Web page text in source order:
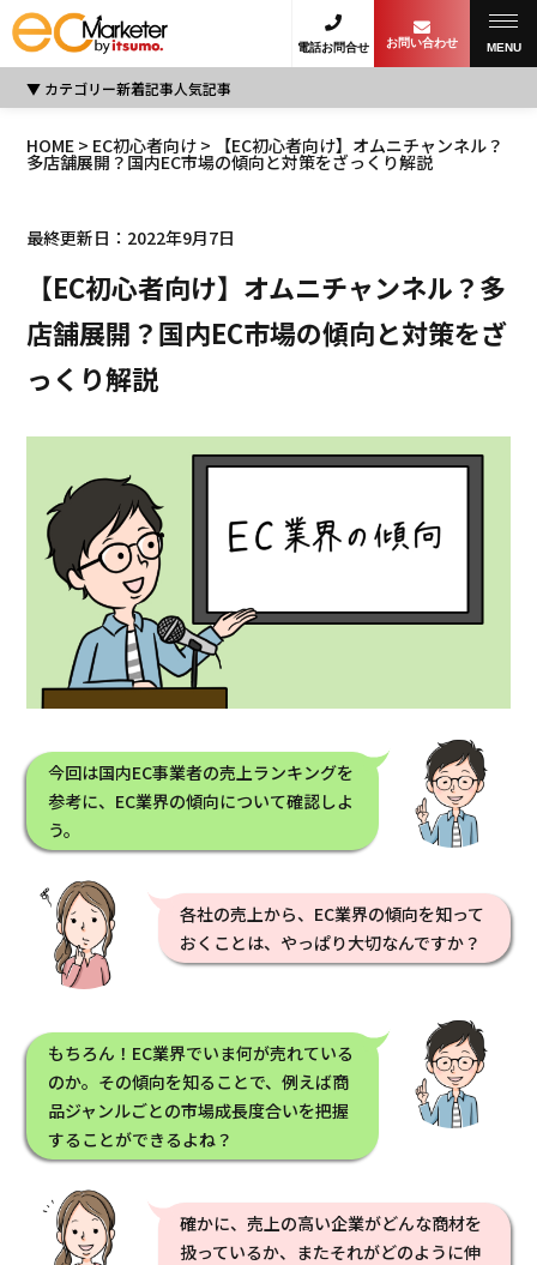
電話お問合せ お問い合わせ MENU
カテゴリー新着記事人気記事
HOME > EC初心者向け > 【EC初心者向け】オムニチャンネル？
多店舗展開？国内EC市場の傾向と対策をざっくり解説
最終更新日：2022年9月7日
【EC初心者向け】オムニチャンネル？多
店舗展開？国内EC市場の傾向と対策をざ
っくり解説
今回は国内EC事業者の売上ランキングを
参考に、EC業界の傾向について確認しよ
う。
各社の売上から、EC業界の傾向を知って
おくことは、やっぱり大切なんですか？
もちろん！EC業界でいま何が売れている
のか。その傾向を知ることで、例えば商
品ジャンルごとの市場成長度合いを把握
することができるよね？
確かに、売上の高い企業がどんな商材を
扱っているか、またそれがどのように伸